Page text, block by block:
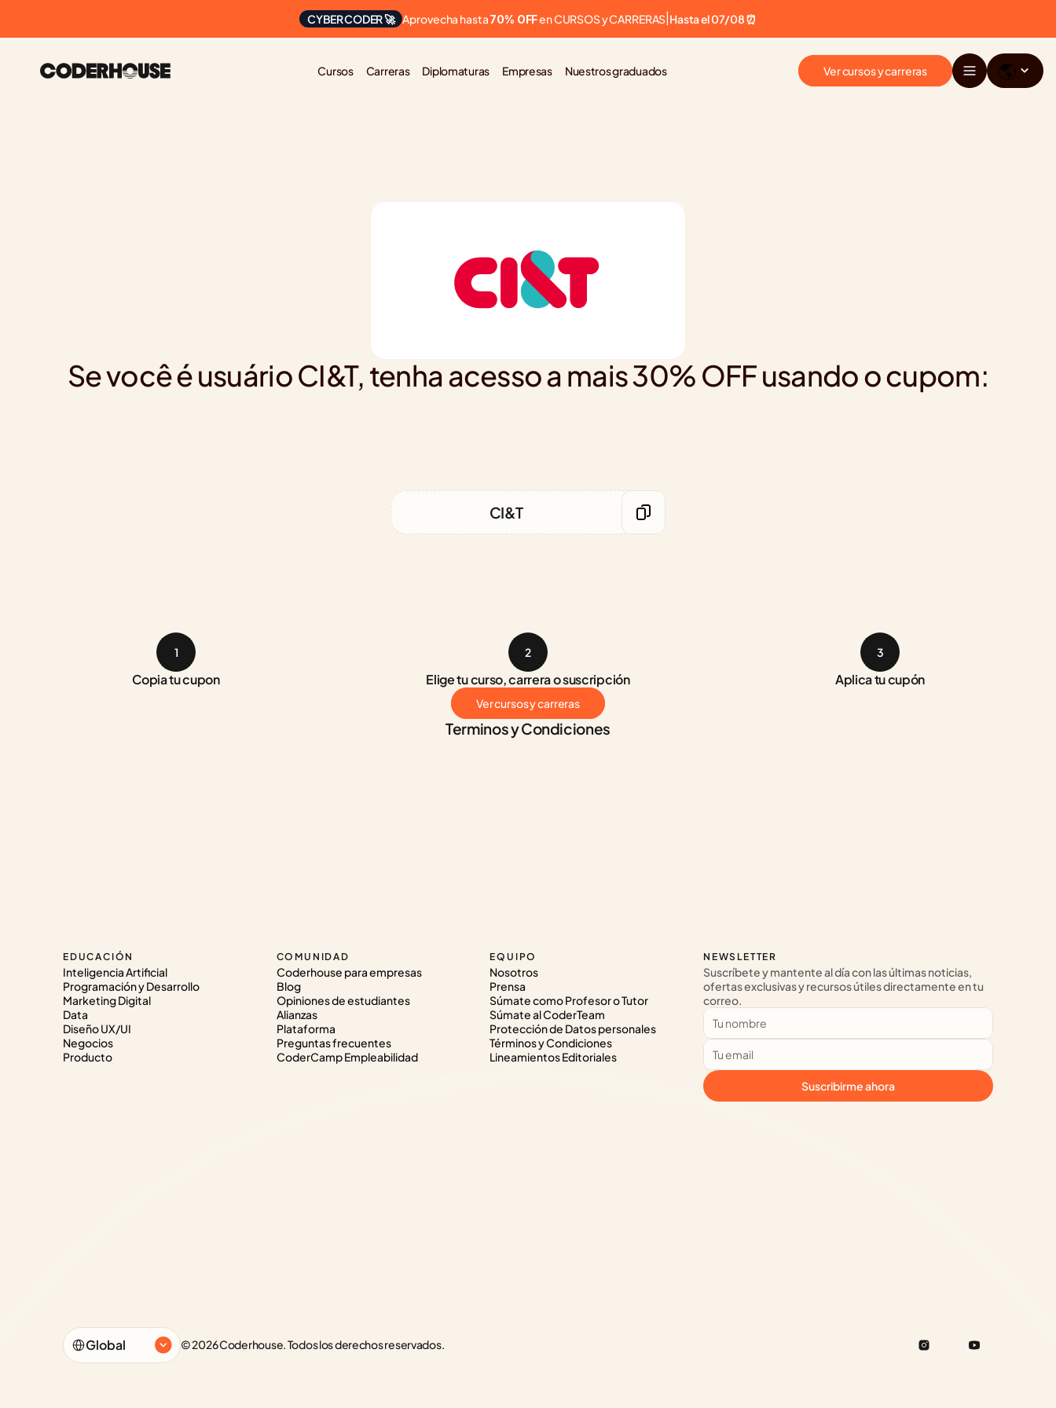
CYBER CODER 🚀 Aprovecha hasta 70% OFF en CURSOS y CARRERAS Hasta el 07/08 ⏰
Cursos Carreras Diplomaturas Empresas Nuestros graduados Ver cursos y carreras 🌎
Se você é usuário CI&T, tenha acesso a mais 30% OFF usando o cupom:
CI&T
1
Copia tu cupon
2
Elige tu curso, carrera o suscripción
3
Aplica tu cupón
Ver cursos y carreras
Terminos y Condiciones
EDUCACIÓN
Inteligencia Artificial
Programación y Desarrollo
Marketing Digital
Data
Diseño UX/UI
Negocios
Producto
COMUNIDAD
Coderhouse para empresas
Blog
Opiniones de estudiantes
Alianzas
Plataforma
Preguntas frecuentes
CoderCamp Empleabilidad
EQUIPO
Nosotros
Prensa
Súmate como Profesor o Tutor
Súmate al CoderTeam
Protección de Datos personales
Términos y Condiciones
Lineamientos Editoriales
NEWSLETTER
Suscríbete y mantente al día con las últimas noticias,
ofertas exclusivas y recursos útiles directamente en tu
correo.
Suscribirme ahora
Select Language
Global © 2026 Coderhouse. Todos los derechos reservados.